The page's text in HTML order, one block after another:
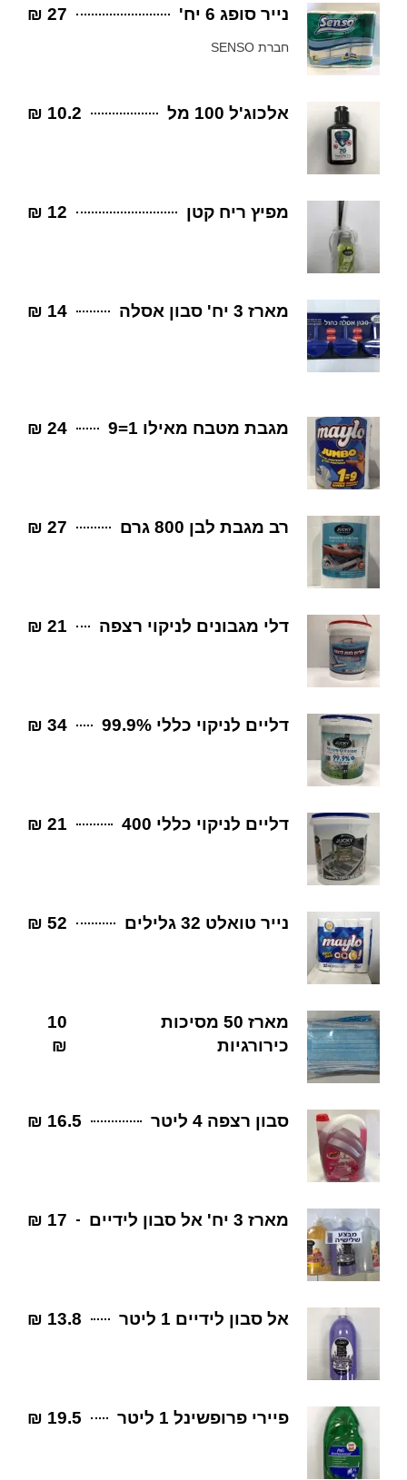
נייר סופג 6 יח' 27 ₪
חברת SENSO
אלכוג'ל 100 מל 10.2 ₪
מפיץ ריח קטן 12 ₪
מארז 3 יח' סבון אסלה 14 ₪
מגבת מטבח מאילו 1=9 24 ₪
רב מגבת לבן 800 גרם 27 ₪
דלי מגבונים לניקוי רצפה 21 ₪
דליים לניקוי כללי 99.9% 34 ₪
דליים לניקוי כללי 400 21 ₪
נייר טואלט 32 גלילים 52 ₪
מארז 50 מסיכות
כירורגיות
10
₪
סבון רצפה 4 ליטר 16.5 ₪
מארז 3 יח' אל סבון לידיים 17 ₪
אל סבון לידיים 1 ליטר 13.8 ₪
פיירי פרופשינל 1 ליטר 19.5 ₪